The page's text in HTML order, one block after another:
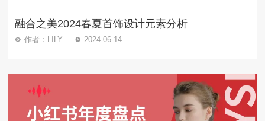
融合之美2024春夏首饰设计元素分析
作者：LILY 2024-06-14